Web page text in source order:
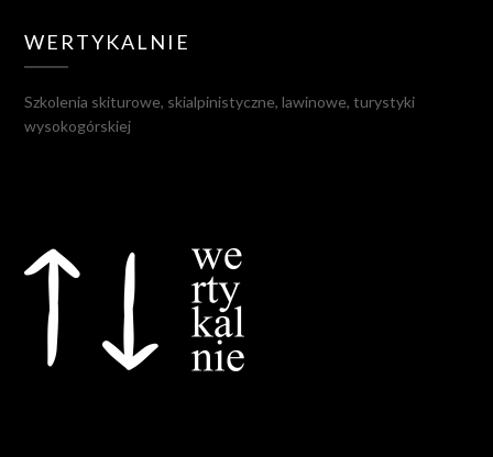
WERTYKALNIE
Szkolenia skiturowe, skialpinistyczne, lawinowe, turystyki
wysokogórskiej